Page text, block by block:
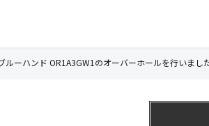
ーハンド OR1A3GW1のオーバーホールを行いまし